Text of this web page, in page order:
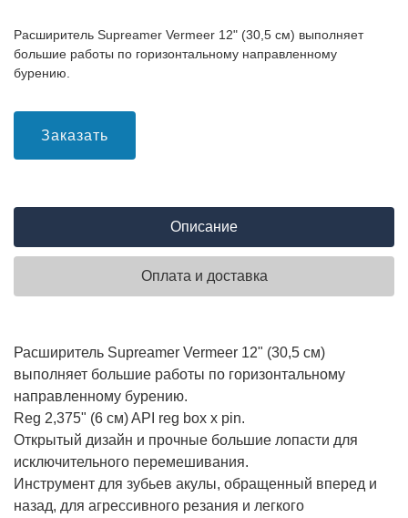
Расширитель Supreamer Vermeer 12" (30,5 см) выполняет
большие работы по горизонтальному направленному
бурению.
Заказать
Описание
Оплата и доставка
Расширитель Supreamer Vermeer 12" (30,5 см)
выполняет большие работы по горизонтальному
направленному бурению.
Reg 2,375" (6 см) API reg box x pin.
Открытый дизайн и прочные большие лопасти для
исключительного перемешивания.
Инструмент для зубьев акулы, обращенный вперед и
назад, для агрессивного резания и легкого